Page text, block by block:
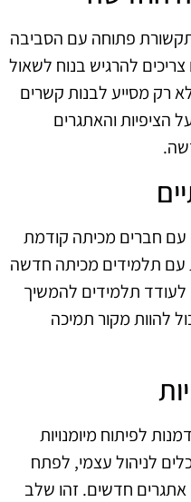
תקשורת פתוחה עם הסביבה
להרגיש בנוח לשאול
רק מסייע לבנות קשרים
והאתגרים
חברים מכיתה קודמת
עם תלמידים מכיתה חדשה
לעודד תלמידים להמשיך
להוות מקור תמיכה
לפיתוח מיומנויות
לניהול עצמי, לפתח
אתגרים חדשים. זהו שלב